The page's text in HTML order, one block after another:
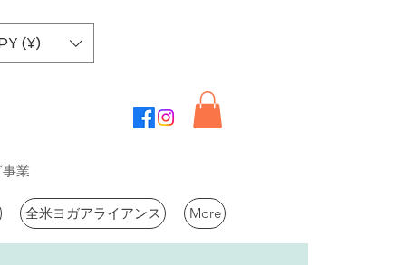
(¥)
業
全米ヨガアライアンス More